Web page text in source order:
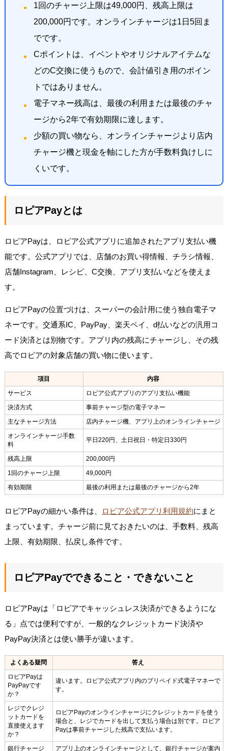
1回のチャージ上限は49,000円、残高上限は
200,000円です。オンラインチャージは1日5回ま
でです。
Cポイントは、イベントやオリジナルアイテムな
どのC交換に使うもので、会計値引き用のポイン
トではありません。
電子マネー残高は、最後の利用または最後のチャ
ージから2年で有効期限に達します。
少額の買い物なら、オンラインチャージより店内
チャージ機と現金を軸にした方が手数料負けしに
くいです。
ロピアPayとは
ロピアPayは、ロピア公式アプリに追加されたアプリ支払い機
能です。公式アプリでは、店舗のお買い得情報、チラシ情報、
店舗Instagram、レシピ、C交換、アプリ支払いなどを使えま
す。
ロピアPayの位置づけは、スーパーの会計用に使う独自電子マ
ネーです。交通系IC、PayPay、楽天ペイ、d払いなどの汎用コ
ード決済とは別物です。アプリ内の残高にチャージし、その残
高でロピアの対象店舗の買い物に使います。
項目
内容
サービス
ロピア公式アプリのアプリ支払い機能
決済方式
事前チャージ型の電子マネー
主なチャージ方法
店内チャージ機、アプリ上のオンラインチャージ
オンラインチャージ手数
料
平日220円、土日祝日・特定日330円
残高上限
200,000円
1回のチャージ上限
49,000円
有効期限
最後の利用または最後のチャージから2年
ロピアPayの細かい条件は、 ロピア公式アプリ利用規約にまと
まっています。チャージ前に見ておきたいのは、手数料、残高
上限、有効期限、払戻し条件です。
ロピアPayでできること・できないこと
ロピアPayは「ロピアでキャッシュレス決済ができるようにな
る」点では便利ですが、一般的なクレジットカード決済や
PayPay決済とは使い勝手が違います。
よくある疑問
答え
ロピアPayは
PayPayです
か？
違います。ロピア公式アプリ内のプリペイド式電子マネーで
す。
レジでクレジ
ットカードを
直接使えます
か？
ロピアPayのオンラインチャージにクレジットカードを使う
場合と、レジでカードを出して支払う場合は別です。ロピア
Payは事前チャージした残高で支払います。
銀行チャージ アプリ上のオンラインチャージとして、銀行チャージが案内